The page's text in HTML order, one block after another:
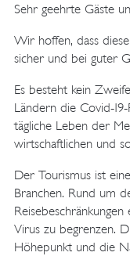
Sehr geehrte Gäste
Wir hoffen, dass
sicher und bei guter
Es besteht kein
Ländern die Covid-
tägliche Leben der
wirtschaftlichen und
Der Tourismus ist
Branchen. Rund um
Virus zu begrenzen.
Höhepunkt und die